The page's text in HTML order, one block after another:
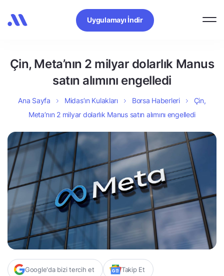
Uygulamayı İndir
Çin, Meta’nın 2 milyar dolarlık Manus
satın alımını engelledi
Ana Sayfa Midas’ın Kulakları Borsa Haberleri
Çin,
Meta’nın 2 milyar dolarlık Manus satın alımını engelledi
Google'da bizi tercih et Takip Et